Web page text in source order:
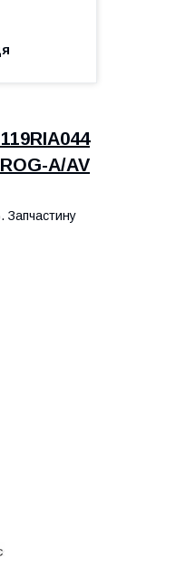
119RIA044
A/AV
Запчастину